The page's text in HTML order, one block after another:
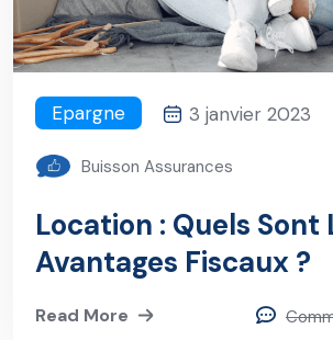
Epargne 3 janvier 2023
Buisson Assurances
Location : Quels Sont
Avantages Fiscaux ?
Read More